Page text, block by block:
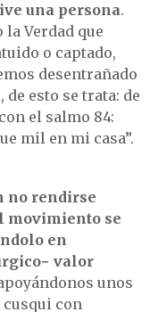
una persona.
Verdad que
o captado,
desentrañado
esto se trata: de
el salmo 84:
mil en mi casa”.
no rendirse
movimiento se
en
valor
unos
cusqui con